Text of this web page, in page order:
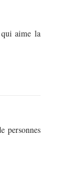
aime la
personnes